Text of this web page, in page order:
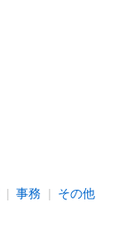
事務 その他